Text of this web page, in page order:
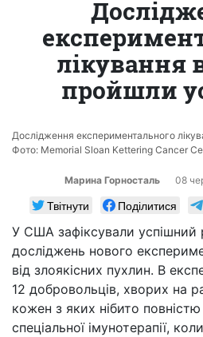
лікування
пройшли
Дослідження експериментального
Фото: Memorial Sloan Kettering Cancer
Марина Горносталь 08
Твітнути Поділитися
У США зафіксували успішний
досліджень нового
від злоякісних пухлин. В
12 добровольців, хворих на
кожен з яких нібито
спеціальної імунотерапії,